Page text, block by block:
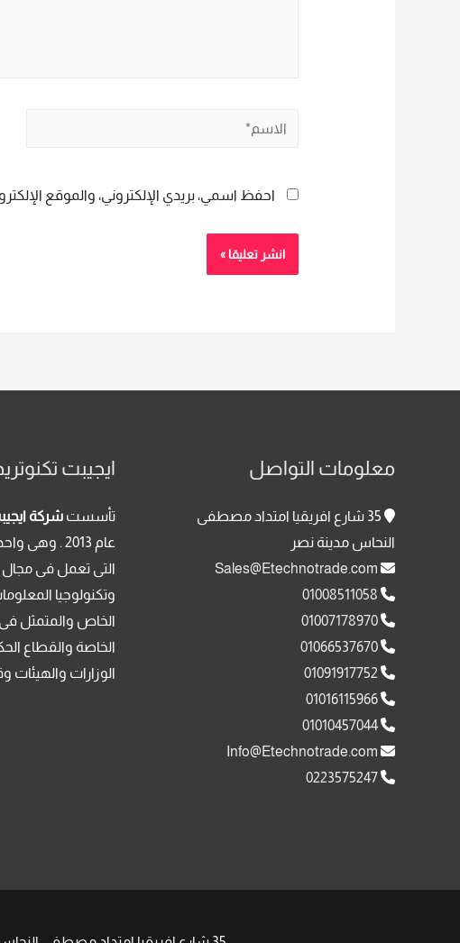
الاسم*
احفظ اسمي، بريدي الإلكتروني، والموقع
معلومات التواصل
35 شارع افريقيا امتداد مصطفى
النحاس مدينة نصر
01008511058
01007178970
01066537670
01091917752
01016115966
01010457044
0223575247
ايجيبت
تأسست شركة
عام 2013 .
التى تعمل فى مجال
وتكنولوجيا
الخاص والمتمثل
الخاصة والقطاع
الوزارات والهيئات